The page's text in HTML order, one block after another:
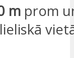
m prom